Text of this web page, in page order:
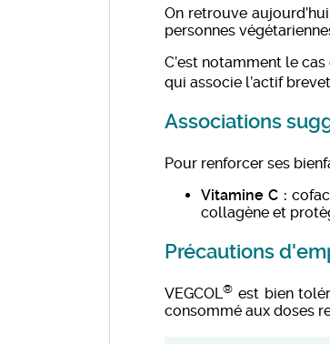
On retrouve
personnes
C’est notamment le cas
qui associe l’actif
Associations
Pour renforcer ses
Vitamine C :
collagène et
Précautions
VEGCOL® est bien
consommé aux doses